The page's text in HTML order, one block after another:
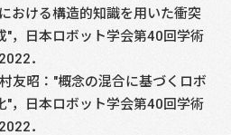
おける構造的知識を用いた衝突
"，日本ロボット学会第40回学術
．
友昭："概念の混合に基づくロボ
"，日本ロボット学会第40回学術
．